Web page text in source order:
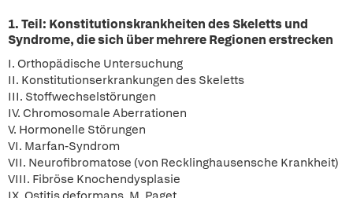
1. Teil: Konstitutionskrankheiten des Skeletts und
Syndrome, die sich über mehrere Regionen erstrecken
I. Orthopädische Untersuchung
II. Konstitutionserkrankungen des Skeletts
III. Stoffwechselstörungen
IV. Chromosomale Aberrationen
V. Hormonelle Störungen
VI. Marfan-Syndrom
VII. Neurofibromatose (von Recklinghausensche Krankheit)
VIII. Fibröse Knochendysplasie